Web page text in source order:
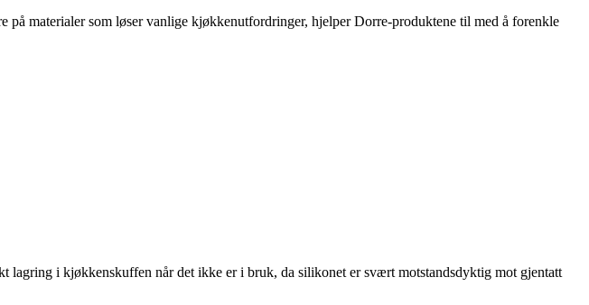
materialer som løser vanlige kjøkkenutfordringer, hjelper Dorre-produktene til med å forenkle
lagring i kjøkkenskuffen når det ikke er i bruk, da silikonet er svært motstandsdyktig mot gjentatt